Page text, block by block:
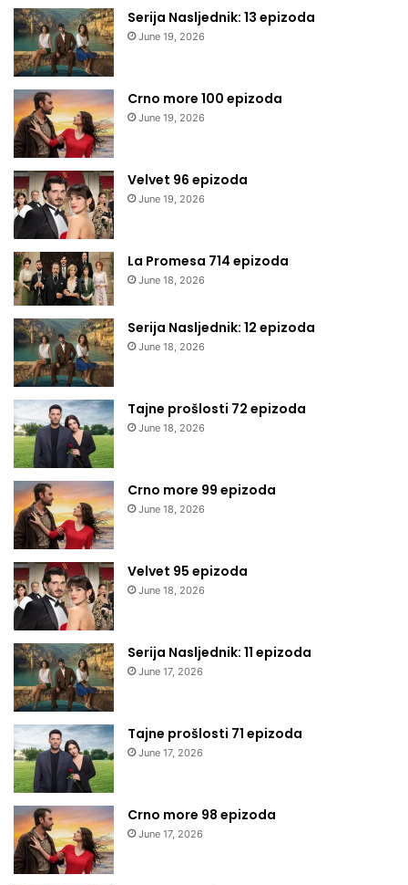
Serija Nasljednik: 13 epizoda
June 19, 2026
Crno more 100 epizoda
June 19, 2026
Velvet 96 epizoda
June 19, 2026
La Promesa 714 epizoda
June 18, 2026
Serija Nasljednik: 12 epizoda
June 18, 2026
Tajne prošlosti 72 epizoda
June 18, 2026
Crno more 99 epizoda
June 18, 2026
Velvet 95 epizoda
June 18, 2026
Serija Nasljednik: 11 epizoda
June 17, 2026
Tajne prošlosti 71 epizoda
June 17, 2026
Crno more 98 epizoda
June 17, 2026